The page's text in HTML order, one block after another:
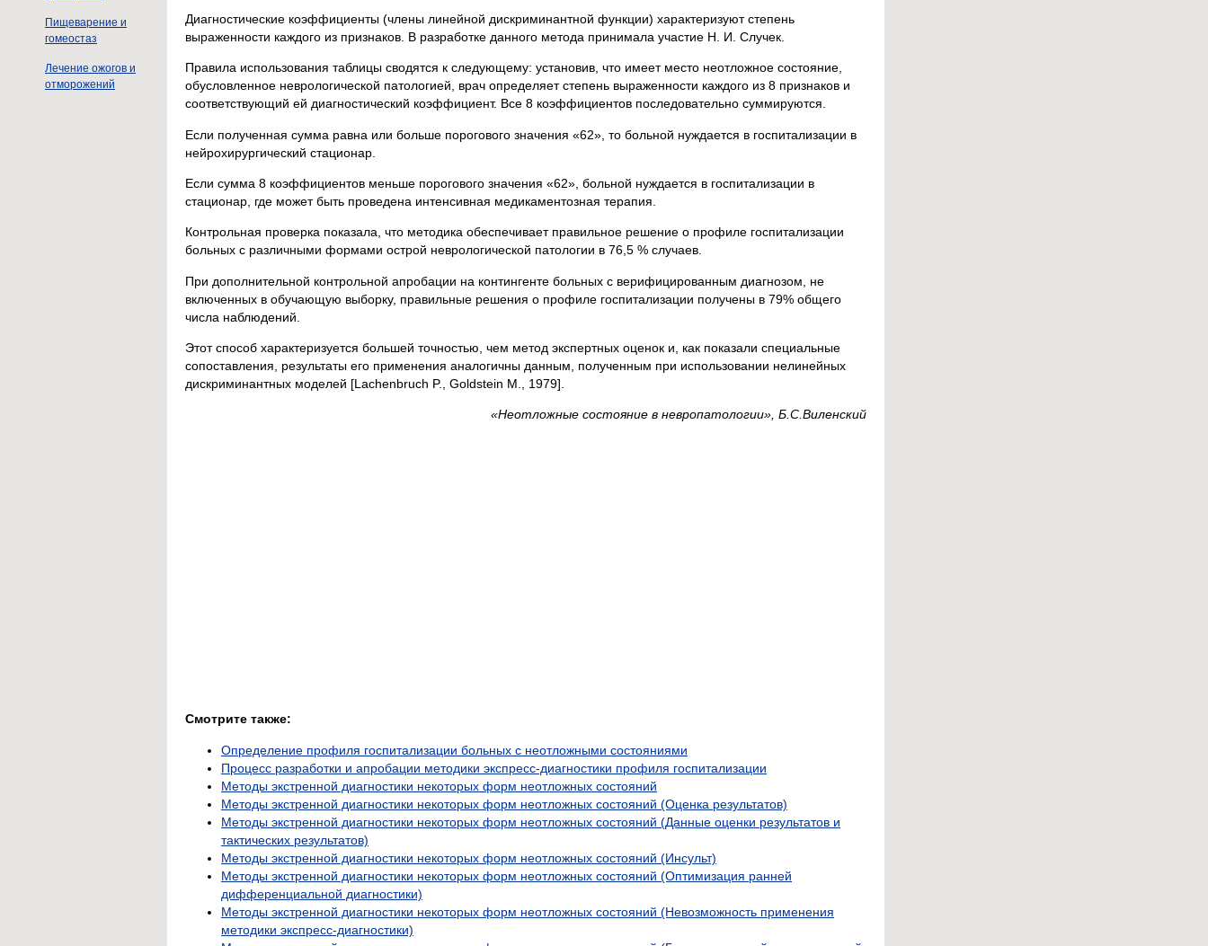
Пищеварение и
гомеостаз
Лечение ожогов и
отморожений
Диагностические коэффициенты (члены линейной дискриминантной функции) характеризуют степень
выраженности каждого из признаков. В разработке данного метода принимала участие Н. И. Случек.
Правила использования таблицы сводятся к следующему: установив, что имеет место неотложное состояние,
обусловленное неврологической патологией, врач определяет степень выраженности каждого из 8 признаков и
соответствующий ей диагностический коэффициент. Все 8 коэффициентов последовательно суммируются.
Если полученная сумма равна или больше порогового значения «62», то больной нуждается в госпитализации в
нейрохирургический стационар.
Если сумма 8 коэффициентов меньше порогового значения «62», больной нуждается в госпитализации в
стационар, где может быть проведена интенсивная медикаментозная терапия.
Контрольная проверка показала, что методика обеспечивает правильное решение о профиле госпитализации
больных с различными формами острой неврологической патологии в 76,5 % случаев.
При дополнительной контрольной апробации на контингенте больных с верифицированным диагнозом, не
включенных в обучающую выборку, правильные решения о профиле госпитализации получены в 79% общего
числа наблюдений.
Этот способ характеризуется большей точностью, чем метод экспертных оценок и, как показали специальные
сопоставления, результаты его применения аналогичны данным, полученным при использовании нелинейных
дискриминантных моделей [Lachenbruch P., Goldstein М., 1979].
«Неотложные состояние в невропатологии», Б.С.Виленский
Смотрите также:
Определение профиля госпитализации больных с неотложными состояниями
Процесс разработки и апробации методики экспресс-диагностики профиля госпитализации
Методы экстренной диагностики некоторых форм неотложных состояний
Методы экстренной диагностики некоторых форм неотложных состояний (Оценка результатов)
Методы экстренной диагностики некоторых форм неотложных состояний (Данные оценки результатов и
тактических результатов)
Методы экстренной диагностики некоторых форм неотложных состояний (Инсульт)
Методы экстренной диагностики некоторых форм неотложных состояний (Оптимизация ранней
дифференциальной диагностики)
Методы экстренной диагностики некоторых форм неотложных состояний (Невозможность применения
методики экспресс-диагностики)